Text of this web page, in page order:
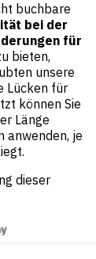
buchbare
bei der
für
bieten,
unsere
Lücken für
können Sie
Länge
anwenden, je
dieser